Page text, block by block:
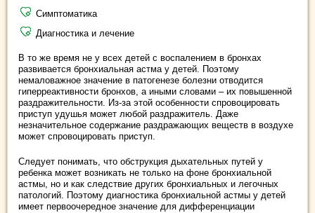
Симптоматика
Диагностика и лечение
В то же время не у всех детей с воспалением в бронхах
развивается бронхиальная астма у детей. Поэтому
немаловажное значение в патогенезе болезни отводится
гиперреактивности бронхов, а иными словами – их повышенной
раздражительности. Из-за этой особенности спровоцировать
приступ удушья может любой раздражитель. Даже
незначительное содержание раздражающих веществ в воздухе
может спровоцировать приступ.
Следует понимать, что обструкция дыхательных путей у
ребенка может возникать не только на фоне бронхиальной
астмы, но и как следствие других бронхиальных и легочных
патологий. Поэтому диагностика бронхиальной астмы у детей
имеет первоочередное значение для дифференциации